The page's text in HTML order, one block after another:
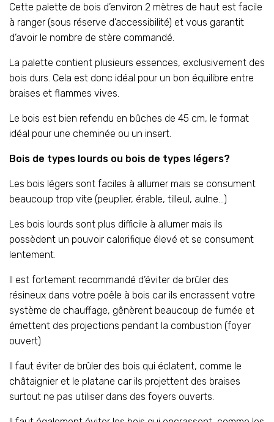
Cette palette de bois d’environ 2 mètres de haut est facile
à ranger (sous réserve d’accessibilité) et vous garantit
d’avoir le nombre de stère commandé.
La palette contient plusieurs essences, exclusivement des
bois durs. Cela est donc idéal pour un bon équilibre entre
braises et flammes vives.
Le bois est bien refendu en bûches de 45 cm, le format
idéal pour une cheminée ou un insert.
Bois de types lourds ou bois de types légers?
Les bois légers sont faciles à allumer mais se consument
beaucoup trop vite (peuplier, érable, tilleul, aulne…)
Les bois lourds sont plus difficile à allumer mais ils
possèdent un pouvoir calorifique élevé et se consument
lentement.
Il est fortement recommandé d’éviter de brûler des
résineux dans votre poêle à bois car ils encrassent votre
système de chauffage, gênèrent beaucoup de fumée et
émettent des projections pendant la combustion (foyer
ouvert)
Il faut éviter de brûler des bois qui éclatent, comme le
châtaignier et le platane car ils projettent des braises
surtout ne pas utiliser dans des foyers ouverts.